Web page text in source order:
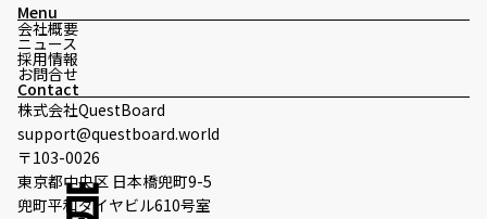
Menu
会社概要
ニュース
採用情報
お問合せ
Contact
株式会社QuestBoard
support@questboard.world
〒103-0026
東京都中央区 日本橋兜町9-5
兜町平和ダイヤビル610号室